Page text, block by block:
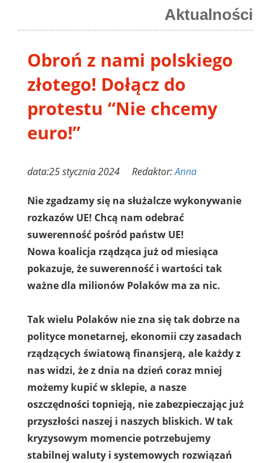
Aktualności
Obroń z nami polskiego
złotego! Dołącz do
protestu “Nie chcemy
euro!”
data:25 stycznia 2024 Redaktor:Anna
Nie zgadzamy się na służalcze wykonywanie
rozkazów UE! Chcą nam odebrać
suwerenność pośród państw UE!
Nowa koalicja rządząca już od miesiąca
pokazuje, że suwerenność i wartości tak
ważne dla milionów Polaków ma za nic.
Tak wielu Polaków nie zna się tak dobrze na
polityce monetarnej, ekonomii czy zasadach
rządzących światową finansjerą, ale każdy z
nas widzi, że z dnia na dzień coraz mniej
możemy kupić w sklepie, a nasze
oszczędności topnieją, nie zabezpieczając już
przyszłości naszej i naszych bliskich. W tak
kryzysowym momencie potrzebujemy
stabilnej waluty i systemowych rozwiązań